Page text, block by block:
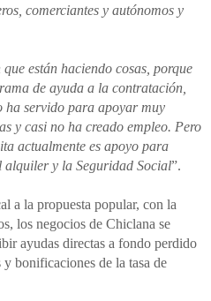
comerciantes y autónomos y
están haciendo cosas, porque
de ayuda a la contratación,
servido para apoyar muy
y casi no ha creado empleo. Pero
actualmente es apoyo para
alquiler y la Seguridad Social”.
a la propuesta popular, con la
los negocios de Chiclana se
ayudas directas a fondo perdido
bonificaciones de la tasa de